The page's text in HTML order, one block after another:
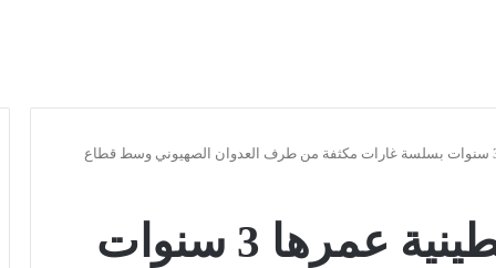
استشهاد طفلة فلسطينية عمرها 3 سنوات بسلسة غارات مكثفة من طرف العدوان الصهيوني وسط قطاع
استشهاد طفلة فلسطينية عمرها 3 سنوات